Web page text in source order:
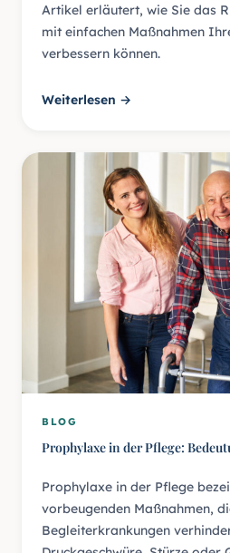
Artikel erläutert, wie Sie das
mit einfachen Maßnahmen
verbessern können.
Weiterlesen →
BLOG
Prophylaxe in der Pflege:
Prophylaxe in der Pflege
vorbeugenden Maßnahmen,
Begleiterkrankungen